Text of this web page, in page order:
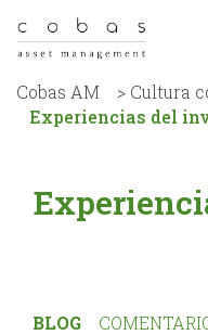
Cobas AM > Cultura
Experiencias del
BLOG